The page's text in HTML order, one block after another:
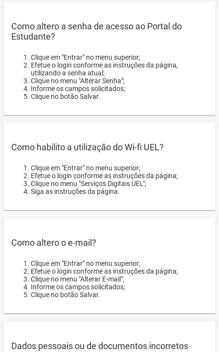
Como altero a senha de acesso ao Portal do
Estudante?
Clique em "Entrar" no menu superior;
Efetue o login conforme as instruções da página,
utilizando a senha atual;
Clique no menu "Alterar Senha";
Informe os campos solicitados;
Clique no botão Salvar.
Como habilito a utilização do Wi-fi UEL?
Clique em "Entrar" no menu superior;
Efetue o login conforme as instruções da página;
Clique no menu "Serviços Digitais UEL";
Siga as instruções da página.
Como altero o e-mail?
Clique em "Entrar" no menu superior;
Efetue o login conforme as instruções da página;
Clique no menu "Alterar E-mail";
Informe os campos solicitados;
Clique no botão Salvar.
Dados pessoais ou de documentos incorretos